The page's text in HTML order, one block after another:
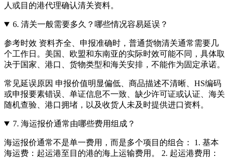
人或目的港代理确认清关资料。
6. 清关一般需要多久？哪些情况容易延误？
参考时效 资料齐全、申报准确时，普通货物清关通常需要几
个工作日。美国、欧盟和东南亚的实际时效可能不同，具体取
决于国家、港口、货物类型和海关安排，不能作为固定承诺。
常见延误原因 申报价值明显偏低、商品描述不清晰、HS编码
或申报要素错误、单证信息不一致、缺少许可证或认证、海关
随机查验、港口拥堵，以及收货人未及时提供进口资料。
7. 海运报价通常由哪些费用组成？
海运报价通常不是单一费用，而是多个项目的组合： 1. 基本
海运费：起运港至目的港的海上运输费用。 2. 起运港费用：